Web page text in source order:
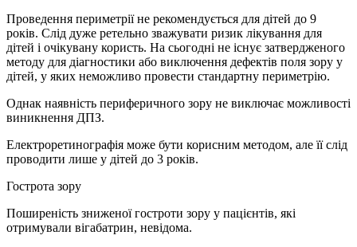
Проведення периметрії не рекомендується для дітей до 9
років. Слід дуже ретельно зважувати ризик лікування для
дітей і очікувану користь. На сьогодні не існує затвердженого
методу для діагностики або виключення дефектів поля зору у
дітей, у яких неможливо провести стандартну периметрію.
Однак наявність периферичного зору не виключає можливості
виникнення ДПЗ.
Електроретинографія може бути корисним методом, але її слід
проводити лише у дітей до 3 років.
Гострота зору
Поширеність зниженої гостроти зору у пацієнтів, які
отримували вігабатрин, невідома.